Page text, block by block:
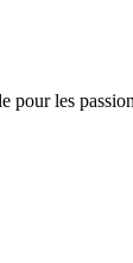
les